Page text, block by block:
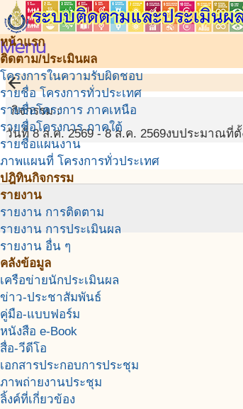
Menu
หน้าแรก
ติดตาม/ประเมินผล
โครงการในความรับผิดชอบ
รายชื่อ โครงการทั่วประเทศ
รายชื่อโครงการ ภาคเหนือ
รายชื่อโครงการ ภาคใต้
รายชื่อแผนงาน
ภาพแผนที่ โครงการทั่วประเทศ
ปฎิทินกิจกรรม
รายงาน
รายงาน การติดตาม
รายงาน การประเมินผล
รายงาน อื่น ๆ
คลังข้อมูล
เครือข่ายนักประเมินผล
ข่าว-ประชาสัมพันธ์
คู่มือ-แบบฟอร์ม
หนังสือ e-Book
สื่อ-วีดีโอ
เอกสารประกอบการประชุม
ภาพถ่ายงานประชุม
ลิ้งค์ที่เกี่ยวข้อง
arrow_back
กิจกรรม :
วันที่ 8 ส.ค. 2569 - 8 ส.ค. 2569งบประมาณที่ตั้